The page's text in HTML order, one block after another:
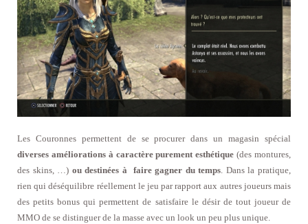
Les Couronnes permettent de se procurer dans un magasin spécial
diverses améliorations à caractère purement esthétique (des montures,
des skins, …) ou destinées à faire gagner du temps. Dans la pratique,
rien qui déséquilibre réellement le jeu par rapport aux autres joueurs mais
des petits bonus qui permettent de satisfaire le désir de tout joueur de
MMO de se distinguer de la masse avec un look un peu plus unique.